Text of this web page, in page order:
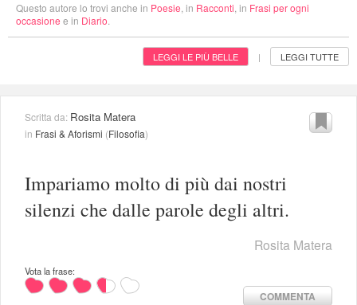
Questo autore lo trovi anche in Poesie , in Racconti , in Frasi per ogni
occasione e in Diario
LEGGI LE PIÙ BELLE | LEGGI TUTTE
Scritta da: Rosita Matera
in Frasi & Aforismi (Filosofia)
Impariamo molto di più dai nostri
silenzi che dalle parole degli altri.
Rosita Matera
Vota la frase:
COMMENTA